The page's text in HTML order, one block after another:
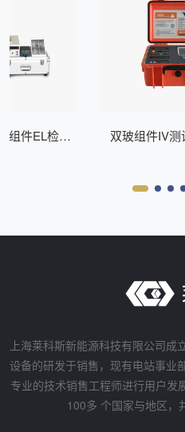
组件EL检测
双玻组件IV
上海莱科斯新能源科技有限公司
设备的研发于销售，现有电站事业
专业的技术销售工程师进行用户发
100多 个国家与地区，